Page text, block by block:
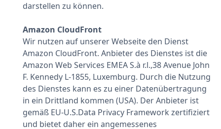
darstellen zu können.
Amazon CloudFront
Wir nutzen auf unserer Webseite den Dienst
Amazon CloudFront. Anbieter des Dienstes ist die
Amazon Web Services EMEA S.à r.l.,38 Avenue John
F. Kennedy L-1855, Luxemburg. Durch die Nutzung
des Dienstes kann es zu einer Datenübertragung
in ein Drittland kommen (USA). Der Anbieter ist
gemäß EU-U.S.Data Privacy Framework zertifiziert
und bietet daher ein angemessenes